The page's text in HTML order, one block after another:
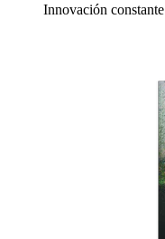
Innovación constante